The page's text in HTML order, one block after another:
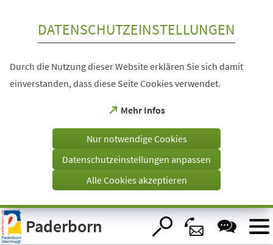
Visuelle
Assistenzsoftware
öffnen.
DATENSCHUTZEINSTELLUNGEN
Durch die Nutzung dieser Website erklären Sie sich damit
einverstanden, dass diese Seite Cookies verwendet.
Mehr Infos
(Öffnet
einem
Tab)
Nur notwendige Cookies
Datenschutzeinstellungen anpassen
Alle Cookies akzeptieren
Paderborn